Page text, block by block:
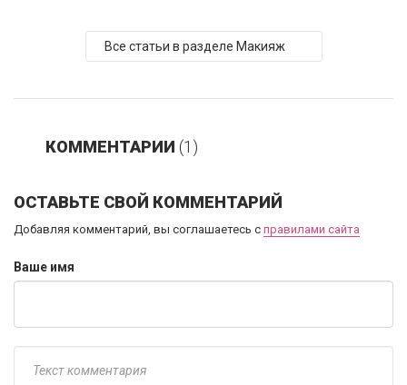
Все статьи в разделе Макияж
КОММЕНТАРИИ (1)
ОСТАВЬТЕ СВОЙ КОММЕНТАРИЙ
Добавляя комментарий, вы соглашаетесь с правилами сайта
Ваше имя